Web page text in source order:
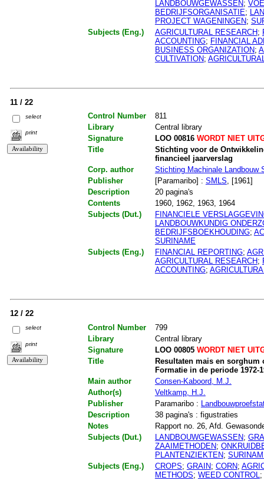
LANDBOUWGEWASSEN;
BEDRIJFSORGANISATIE;
PROJECT WAGENINGEN;
Subjects (Eng.)
AGRICULTURAL RESEARCH;
ACCOUNTING; FINANCIAL
BUSINESS ORGANIZATION;
CULTIVATION;
11 / 22
select
print
Control Number
811
Library
Central library
Signature
LOO 00816WORDT NIET
Title
Stichting voor de
financieel jaarverslag
Corp. author
Stichting Machinale Landbouw
Publisher
[Paramaribo] : SMLS, [1961]
Description
20 pagina's
Contents
1960, 1962, 1963, 1964
Subjects (Dut.)
FINANCIELE
LANDBOUWKUNDIG
BEDRIJFSBOEKHOUDING;
SURINAME
Subjects (Eng.)
FINANCIAL REPORTING;
AGRICULTURAL RESEARCH;
ACCOUNTING;
12 / 22
select
print
Control Number
799
Library
Central library
Signature
LOO 00805WORDT NIET
Title
Resultaten mais en
Formatie in de periode 1972-
Main author
Consen-Kaboord, M.J.
Author(s)
Veltkamp, H.J.
Publisher
Paramaribo :
Description
38 pagina's : figustraties
Notes
Rapport no. 26, Afd.
Subjects (Dut.)
LANDBOUWGEWASSEN;
ZAAIMETHODEN;
PLANTENZIEKTEN;
Subjects (Eng.)
CROPS; GRAIN; CORN;
METHODS; WEED CONTROL;